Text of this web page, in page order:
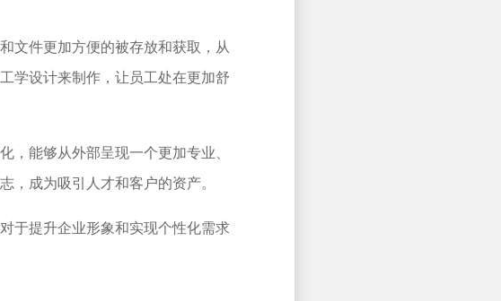
文件更加方便的被存放和获取，从
学设计来制作，让员工处在更加舒
能够从外部呈现一个更加专业、
成为吸引人才和客户的资产。
于提升企业形象和实现个性化需求